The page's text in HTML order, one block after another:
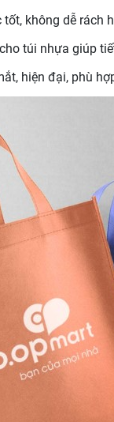
không dễ rách
túi nhựa giúp
hiện đại, phù